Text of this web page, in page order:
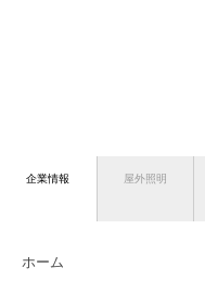
企業情報 屋外照明
ホーム